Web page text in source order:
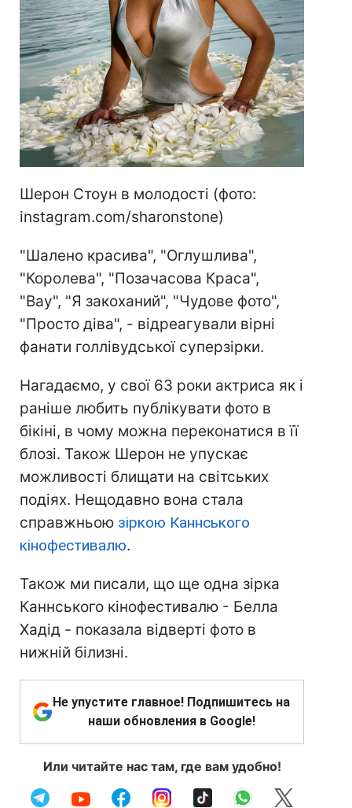
Шерон Стоун в молодості (фото:
instagram.com/sharonstone)
"Шалено красива", "Оглушлива",
"Королева", "Позачасова Краса",
"Вау", "Я закоханий", "Чудове фото",
"Просто діва", - відреагували вірні
фанати голлівудської суперзірки.
Нагадаємо, у свої 63 роки актриса як і
раніше любить публікувати фото в
бікіні, в чому можна переконатися в її
блозі. Також Шерон не упускає
можливості блищати на світських
подіях. Нещодавно вона стала
справжньою зіркою Каннського
кінофестивалю.
Також ми писали, що ще одна зірка
Каннського кінофестивалю - Белла
Хадід - показала відверті фото в
нижній білизні.
Не упустите главное! Подпишитесь на
наши обновления в Google!
Или читайте нас там, где вам удобно!